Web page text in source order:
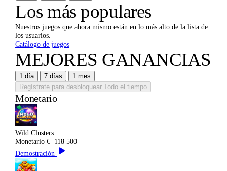
Los más populares
Nuestros juegos que ahora mismo están en lo más alto de la lista de
los usuarios.
Catálogo de juegos
MEJORES GANANCIAS
1 día 7 días
1 mes
Regístrate para desbloquear Todo el tiempo
Monetario
Wild Clusters
Monetario € 118 500
Demostración